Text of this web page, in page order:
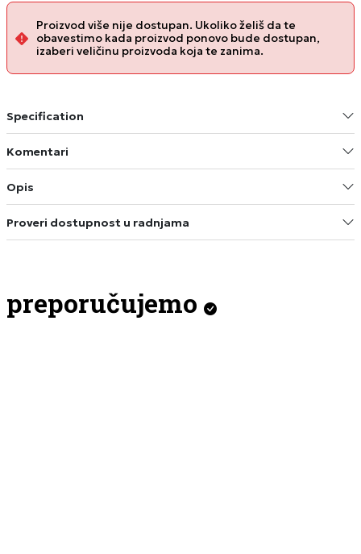
Proizvod više nije dostupan. Ukoliko želiš da te
obavestimo kada proizvod ponovo bude dostupan,
izaberi veličinu proizvoda koja te zanima.
Specification
Komentari
Opis
Proveri dostupnost u radnjama
preporučujemo